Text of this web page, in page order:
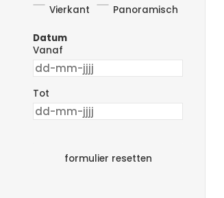
Vierkant
Panoramisch
Datum
Vanaf
Tot
formulier resetten